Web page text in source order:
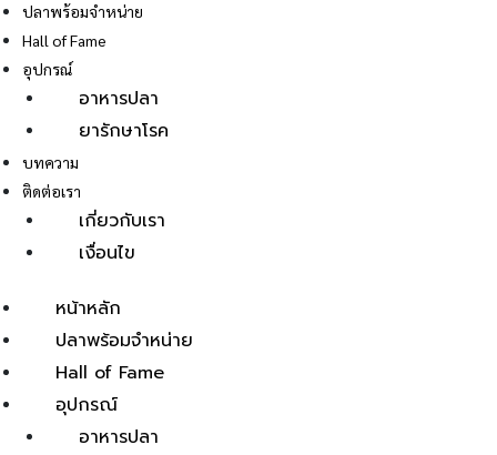
ปลาพร้อมจำหน่าย
Hall of Fame
อุปกรณ์
อาหารปลา
ยารักษาโรค
บทความ
ติดต่อเรา
เกี่ยวกับเรา
เงื่อนไข
หน้าหลัก
ปลาพร้อมจำหน่าย
Hall of Fame
อุปกรณ์
อาหารปลา